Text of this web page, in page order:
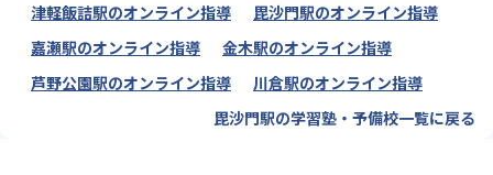
津軽飯詰駅のオンライン指導
毘沙門駅のオンライン指導
嘉瀬駅のオンライン指導
金木駅のオンライン指導
芦野公園駅のオンライン指導
川倉駅のオンライン指導
毘沙門駅の学習塾・予備校一覧に戻る